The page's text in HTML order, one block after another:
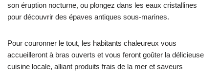
son éruption nocturne, ou plongez dans les eaux cristallines
pour découvrir des épaves antiques sous-marines.
Pour couronner le tout, les habitants chaleureux vous
accueilleront à bras ouverts et vous feront goûter la délicieuse
cuisine locale, alliant produits frais de la mer et saveurs